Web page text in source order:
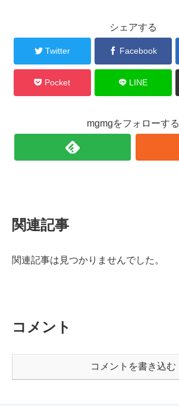
シェアする
Twitter Facebook
Pocket LINE
mgmgをフォローする
関連記事
関連記事は見つかりませんでした。
コメント
コメントを書き込む